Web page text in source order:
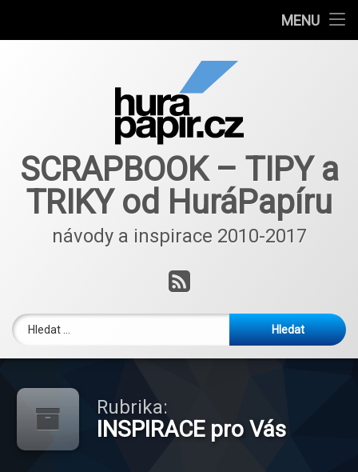
MENU
Nové nápady a inspirace ScrapBlog od 2018
SCRAPBOOK – TIPY a
TRIKY od HuráPapíru
návody a inspirace 2010-2017
RSS
Vyhledávání
Rubrika:
INSPIRACE pro Vás